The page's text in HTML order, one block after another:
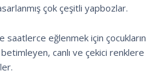
çok çeşitli yapbozlar.
saatlerce eğlenmek için çocukların
canlı ve çekici renklere